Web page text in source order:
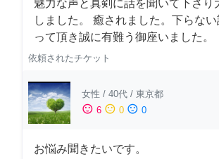
魅力な声と真剣に話を聞いて下さり
しました。 癒されました。下らな
って頂き誠に有難う御座いました。
依頼されたチケット
女性 / 40代 / 東京都
sentiment_satisfied 6 sentiment_neutral 0 sentiment_dissatisfied 0
お悩み聞きたいです。